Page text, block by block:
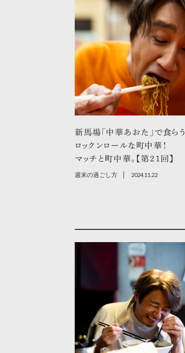
新馬場「中華あおた」で食らう
ロックンロールな町中華！
マッチと町中華。【第21回】
週末の過ごし方 2024.11.22